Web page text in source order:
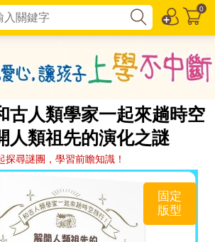
0
古人類學家一起來趟時空
人類祖先的演化之謎
尋謎團，學習前瞻知識！
固定
版型